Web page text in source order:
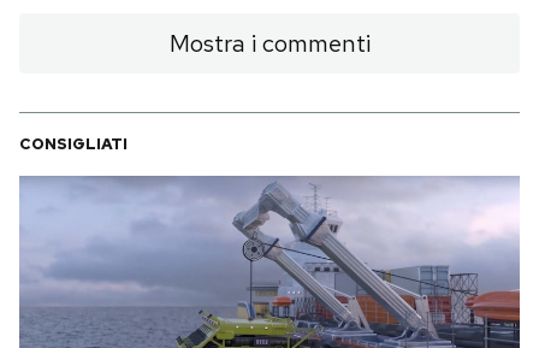
Mostra i commenti
CONSIGLIATI